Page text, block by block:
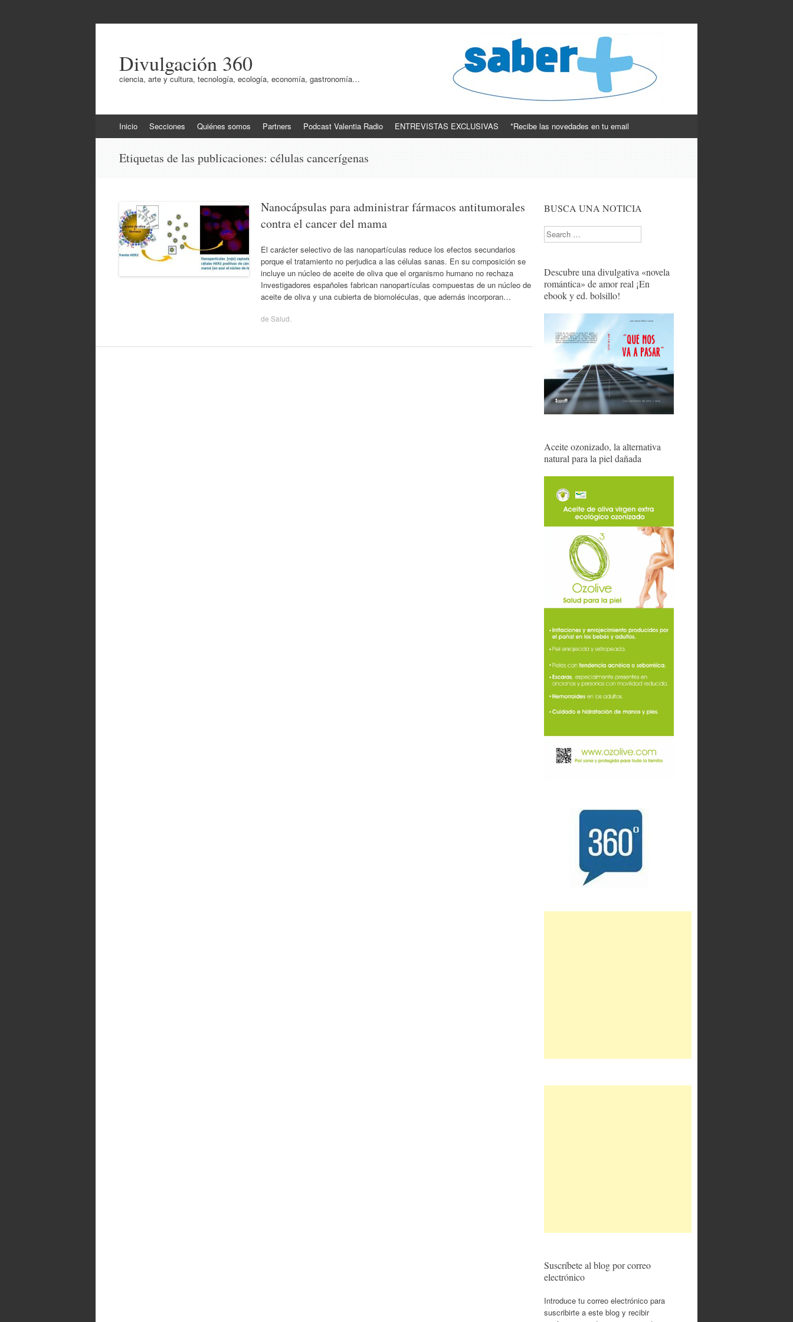
Divulgación 360
ciencia, arte y cultura, tecnología, ecología, economía, gastronomía…
al
Inicio Secciones Quiénes somos Partners Podcast Valentia Radio ENTREVISTAS EXCLUSIVAS *Recibe las novedades en tu email
Etiquetas de las publicaciones: células cancerígenas
Nanocápsulas para administrar fármacos antitumorales
contra el cancer del mama
El carácter selectivo de las nanopartículas reduce los efectos secundarios
porque el tratamiento no perjudica a las células sanas. En su composición se
incluye un núcleo de aceite de oliva que el organismo humano no rechaza
Investigadores españoles fabrican nanopartículas compuestas de un núcleo de
aceite de oliva y una cubierta de biomoléculas, que además incorporan…
de Salud
BUSCA UNA NOTICIA
Search
Descubre una divulgativa «novela
romántica» de amor real ¡En
ebook y ed. bolsillo!
Aceite ozonizado, la alternativa
natural para la piel dañada
Suscríbete al blog por correo
electrónico
Introduce tu correo electrónico para
suscribirte a este blog y recibir